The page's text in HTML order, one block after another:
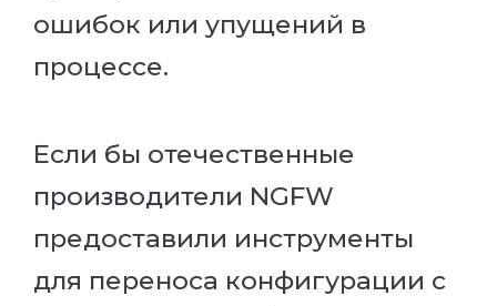
ошибок или упущений в
процессе.
Если бы отечественные
производители NGFW
предоставили инструменты
для переноса конфигурации с